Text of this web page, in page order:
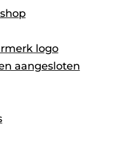
logo
aangesloten